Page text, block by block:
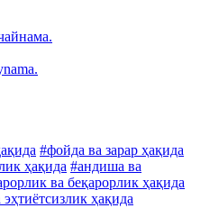
#фойда ва зарар ҳақида
ҳақида #андиша ва
ва беқарорлик ҳақида
ҳақида